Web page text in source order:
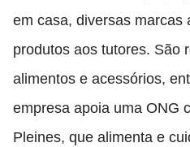
em casa, diversas marcas
produtos aos tutores. São
alimentos e acessórios,
empresa apoia uma ONG
Pleines, que alimenta e